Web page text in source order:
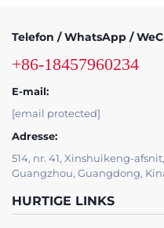
Telefon / WhatsApp /
+86-18457960234
E-mail:
[email protected]
Adresse:
514, nr. 41, Xinshuikeng-
Guangzhou, Guangdong,
HURTIGE LINKS